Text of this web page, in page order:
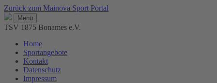
Zurück zum Mainova Sport Portal
Menü
TSV 1875 Bonames e.V.
Home
Sportangebote
Kontakt
Datenschutz
Impressum